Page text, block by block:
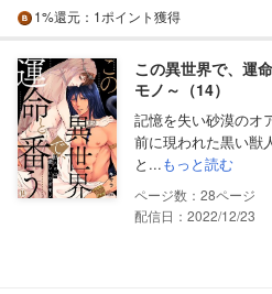
1%還元 ：1ポイント獲得
この異世界で、運
モノ～（14）
記憶を失い砂漠のオ
前に現われた黒い獣
と...もっと読む
28
配信日：2022/12/23